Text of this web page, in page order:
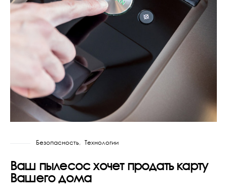
Безопасность Технологии
Ваш пылесос хочет продать карту
Вашего дома